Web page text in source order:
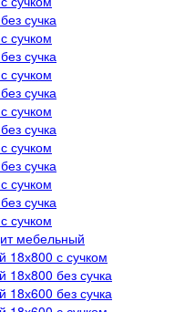
сучка
сучком
сучка
сучком
сучка
сучком
сучка
сучком
сучка
сучком
сучка
сучком
мебельный
с сучком
без сучка
без сучка